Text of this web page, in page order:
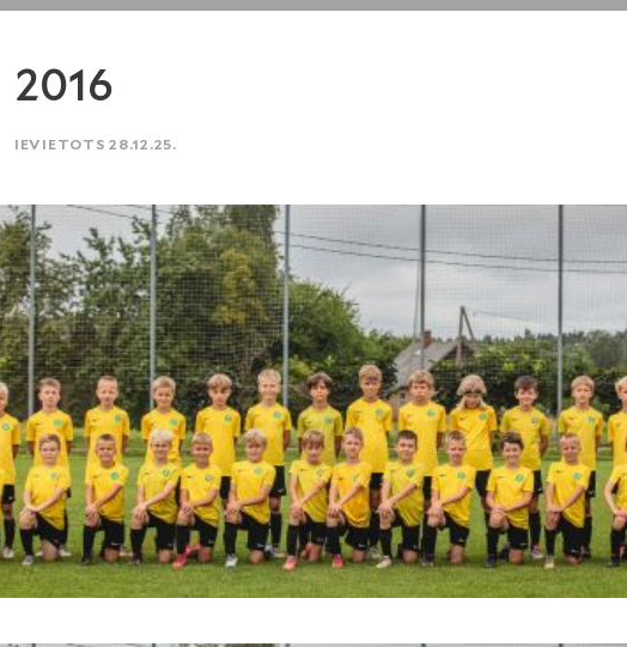
2016
IEVIETOTS 28.12.25.